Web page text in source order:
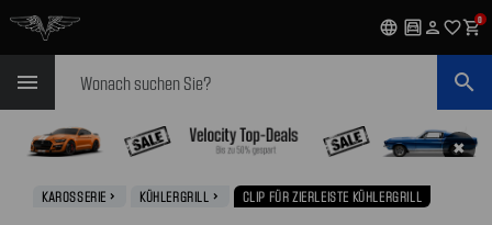
language garage person favorite_outlineshopping_cart0
menu search
✖
KAROSSERIE navigate_next KÜHLERGRILL navigate_next CLIP FÜR ZIERLEISTE KÜHLERGRILL